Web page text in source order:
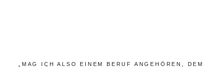
„MAG ICH ALSO EINEM BERUF ANGEHÖREN, DEM